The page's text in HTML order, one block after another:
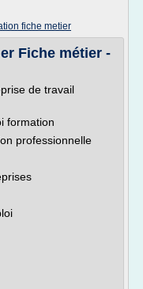
fiche metier
Fiche métier -
de travail
formation
professionnelle